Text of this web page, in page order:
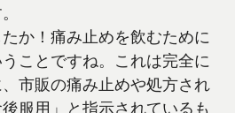
か！痛み止めを飲むために
ことですね。これは完全に
市販の痛み止めや処方され
服用」と指示されているも